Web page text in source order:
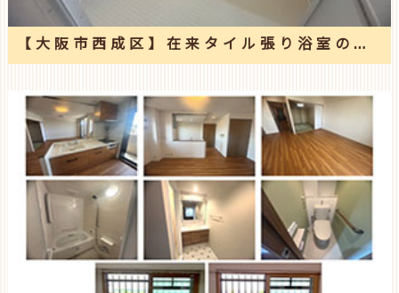
【大阪市西成区】在来タイル張り浴室の窓も取替えてユニットバスへリフォーム